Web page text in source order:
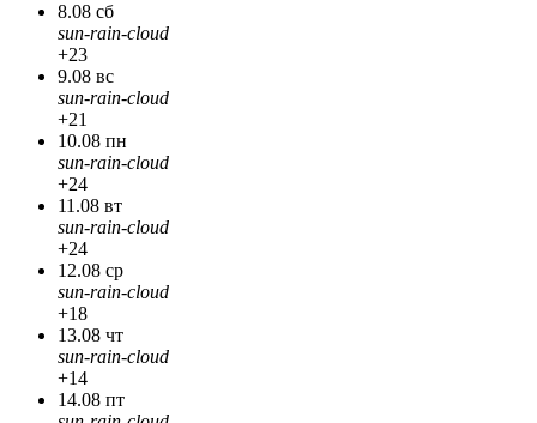
8.08 сб
sun-rain-cloud
+23
9.08 вс
sun-rain-cloud
+21
10.08 пн
sun-rain-cloud
+24
11.08 вт
sun-rain-cloud
+24
12.08 ср
sun-rain-cloud
+18
13.08 чт
sun-rain-cloud
+14
14.08 пт